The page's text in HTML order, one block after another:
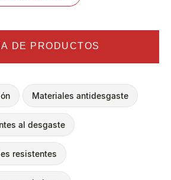
DE PRODUCTOS
Materiales antidesgaste
al desgaste
resistentes